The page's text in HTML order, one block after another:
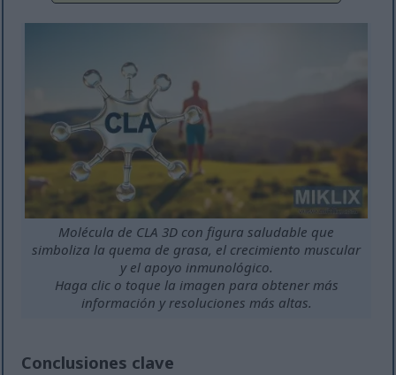
Molécula de CLA 3D con figura saludable que
simboliza la quema de grasa, el crecimiento muscular
y el apoyo inmunológico.
Haga clic o toque la imagen para obtener más
información y resoluciones más altas.
Conclusiones clave